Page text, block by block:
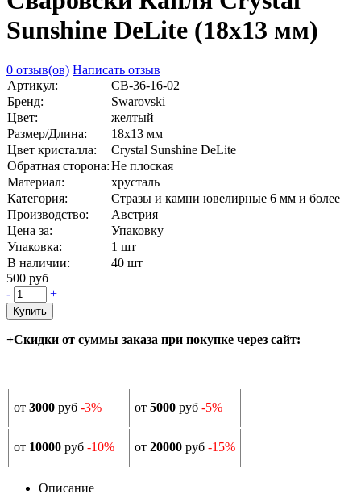
Sunshine DeLite (18х13 мм)
0 отзыв(ов) Написать отзыв
Артикул:
СВ-36-16-02
Бренд:
Swarovski
Цвет:
желтый
Размер/Длина:
18х13 мм
Цвет кристалла:
Crystal Sunshine DeLite
Обратная сторона:Не плоская
Материал:
хрусталь
Категория:
Стразы и камни ювелирные 6 мм и более
Производство:
Австрия
Цена за:
Упаковку
Упаковка:
1 шт
В наличии:
40 шт
500 руб
-
+
Купить
+Скидки от суммы заказа при покупке через сайт:
от 3000 руб -3% от 5000 руб -5%
от 10000 руб -10% от 20000 руб -15%
Описание